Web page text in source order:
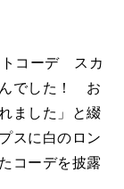
コーデ スカ
でした！ お
ました」と綴
スに白のロン
コーデを披露